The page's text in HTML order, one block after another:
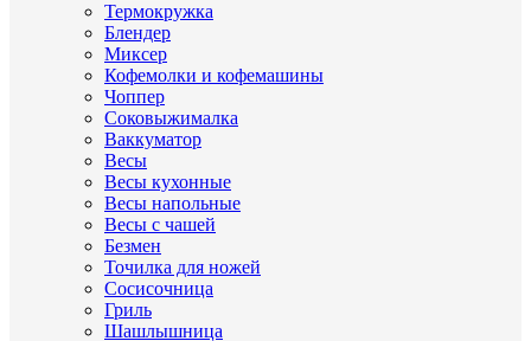
Термокружка
Блендер
Миксер
Кофемолки и кофемашины
Чоппер
Соковыжималка
Ваккуматор
Весы
Весы кухонные
Весы напольные
Весы с чашей
Безмен
Точилка для ножей
Сосисочница
Гриль
Шашлышница